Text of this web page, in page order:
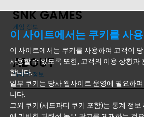
GLOBAL
JPN ENG 한글
SNK GAMES
게임 정보
ABOUT
사이트 정보
이 사이트에서는 쿠키를 사
이 사이트에서는 쿠키를 사용하여 고객이
사용할 수 있도록 또한, 고객의 이용 상황과
합니다.
일부 쿠키는 당사 웹사이트 운영에 필요하
니다.
그외 쿠키(서드파티 쿠키 포함)는 통계 정